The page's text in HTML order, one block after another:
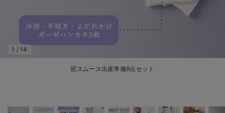
新生児スリーパー・ベビーパジャマ
赤ちゃん お風呂・ベビースキンケア
おむつ関連グッズ
快適機能ウェア特集 ボトムス
快適機能ウェア特集 パジャマ
erbaviva（エルバビーバ）
ハレの日に着るANGELIEBEのセレモニー
何枚あっても嬉しい
匠スムース出産準備9点セット
1 / 14